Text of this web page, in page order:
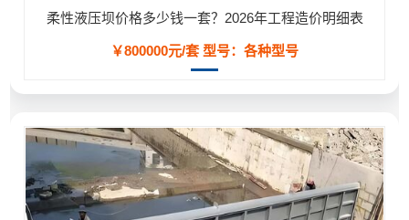
柔性液压坝价格多少钱一套？2026年工程造价明细表
￥800000元/套型号：各种型号